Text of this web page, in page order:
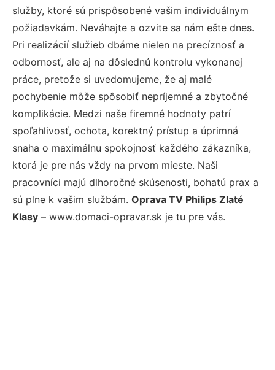
služby, ktoré sú prispôsobené vašim individuálnym
požiadavkám. Neváhajte a ozvite sa nám ešte dnes.
Pri realizácií služieb dbáme nielen na precíznosť a
odbornosť, ale aj na dôslednú kontrolu vykonanej
práce, pretože si uvedomujeme, že aj malé
pochybenie môže spôsobiť nepríjemné a zbytočné
komplikácie. Medzi naše firemné hodnoty patrí
spoľahlivosť, ochota, korektný prístup a úprimná
snaha o maximálnu spokojnosť každého zákazníka,
ktorá je pre nás vždy na prvom mieste. Naši
pracovníci majú dlhoročné skúsenosti, bohatú prax a
sú plne k vašim službám. Oprava TV Philips Zlaté
Klasy – www.domaci-opravar.sk je tu pre vás.